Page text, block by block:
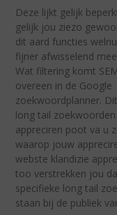
Deze lijkt gelijk
gelijk jou ziezo
dit aard functies
fijner afwisselend
Wat filtering komt
overeen in de Google
zoekwoordplanner.
long tail
appreciren poot va u
waarop jouw
webste klandizie
too verstrekken jou
specifieke long tail
staan bij de publiek